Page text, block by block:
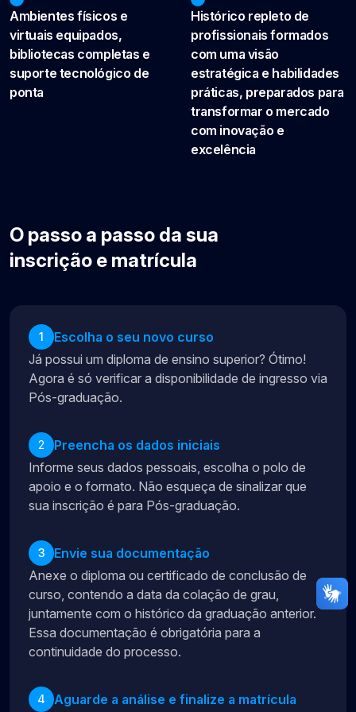
Ambientes físicos e
virtuais equipados,
bibliotecas completas e
suporte tecnológico de
ponta
Histórico repleto de
profissionais formados
com uma visão
estratégica e habilidades
práticas, preparados para
transformar o mercado
com inovação e
excelência
O passo a passo da sua
inscrição e matrícula
1
Escolha o seu novo curso
Já possui um diploma de ensino superior? Ótimo!
Agora é só verificar a disponibilidade de ingresso via
Pós-graduação.
2
Preencha os dados iniciais
Informe seus dados pessoais, escolha o polo de
apoio e o formato. Não esqueça de sinalizar que
sua inscrição é para Pós-graduação.
3
Envie sua documentação
Anexe o diploma ou certificado de conclusão de
curso, contendo a data da colação de grau,
juntamente com o histórico da graduação anterior.
Essa documentação é obrigatória para a
continuidade do processo.
4
Aguarde a análise e finalize a matrícula